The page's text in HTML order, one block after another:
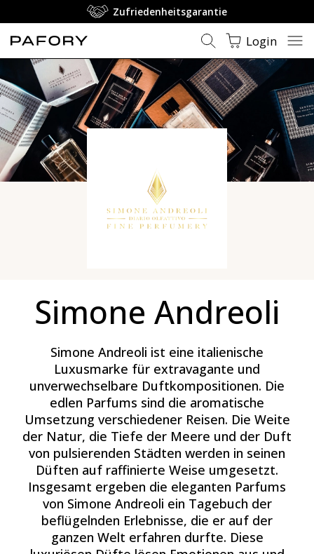
Zufriedenheitsgarantie
Login
Simone Andreoli
Simone Andreoli ist eine italienische
Luxusmarke für extravagante und
unverwechselbare Duftkompositionen. Die
edlen Parfums sind die aromatische
Umsetzung verschiedener Reisen. Die Weite
der Natur, die Tiefe der Meere und der Duft
von pulsierenden Städten werden in seinen
Düften auf raffinierte Weise umgesetzt.
Insgesamt ergeben die eleganten Parfums
von Simone Andreoli ein Tagebuch der
beflügelnden Erlebnisse, die er auf der
ganzen Welt erfahren durfte. Diese